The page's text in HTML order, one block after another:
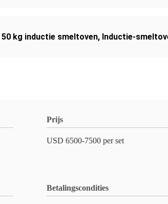
50 kg inductie smeltoven, Inductie-
Prijs
USD 6500-7500 per set
Betalingscondities